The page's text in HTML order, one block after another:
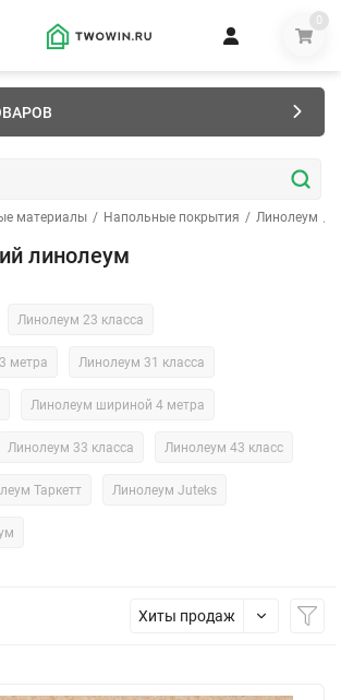
0
материалы / Напольные покрытия / Линолеум /
линолеум
Линолеум 23 класса
метра Линолеум 31 класса
Линолеум шириной 4 метра
Линолеум 33 класса Линолеум 43 класс
Таркетт Линолеум Juteks
Хиты продаж